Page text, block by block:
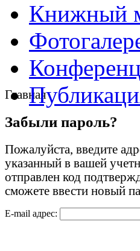
Книжный
Главная
Забыли пароль?
Пожалуйста, введите
указанный в вашей
отправлен код
сможете ввести новый
E-mail адрес: